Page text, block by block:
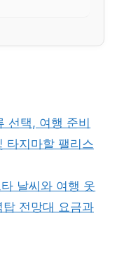
선택, 여행 준비
타지마할 팰리스
날씨와 여행 옷
전망대 요금과